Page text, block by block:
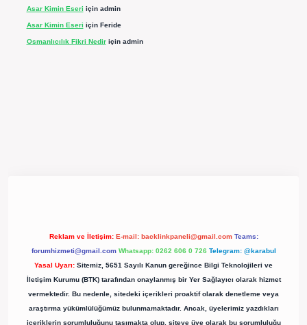
Asar Kimin Eseri için admin
Asar Kimin Eseri için Feride
Osmanlıcılık Fikri Nediriçin admin
Reklam ve İletişim: E-mail: backlinkpaneli@gmail.com Teams:
forumhizmeti@gmail.com Whatsapp: 0262 606 0 726 Telegram: @karabul
Yasal Uyarı: Sitemiz, 5651 Sayılı Kanun gereğince Bilgi Teknolojileri ve
İletişim Kurumu (BTK) tarafından onaylanmış bir Yer Sağlayıcı olarak hizmet
vermektedir. Bu nedenle, sitedeki içerikleri proaktif olarak denetleme veya
araştırma yükümlülüğümüz bulunmamaktadır. Ancak, üyelerimiz yazdıkları
içeriklerin sorumluluğunu taşımakta olup, siteye üye olarak bu sorumluluğu